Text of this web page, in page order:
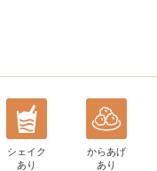
シェイク
あり
からあげ
あり